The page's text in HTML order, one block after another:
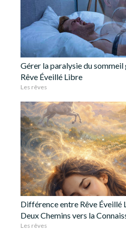
Gérer la paralysie du
Rêve Éveillé Libre
Les rêves
Différence entre Rêve Éveillé
Deux Chemins vers la
Les rêves